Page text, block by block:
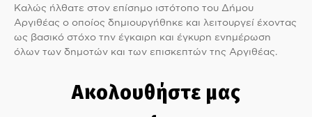
Καλώς ήλθατε στον επίσημο ιστότοπο του Δήμου
Αργιθέας ο οποίος δημιουργήθηκε και λειτουργεί έχοντας
ως βασικό στόχο την έγκαιρη και έγκυρη ενημέρωση
όλων των δημοτών και των επισκεπτών της Αργιθέας.
Ακολουθήστε μας